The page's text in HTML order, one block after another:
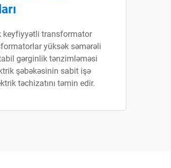
keyfiyyətli transformator
yüksək səmərəli
gərginlik tənzimləməsi
şəbəkəsinin sabit işə
təchizatını təmin edir.